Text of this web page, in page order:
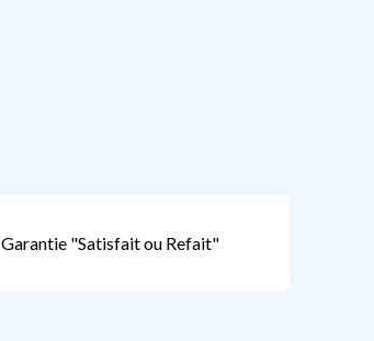
Garantie "Satisfait ou Refait"